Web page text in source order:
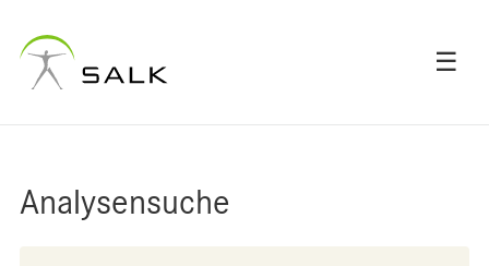
☰
Analysensuche